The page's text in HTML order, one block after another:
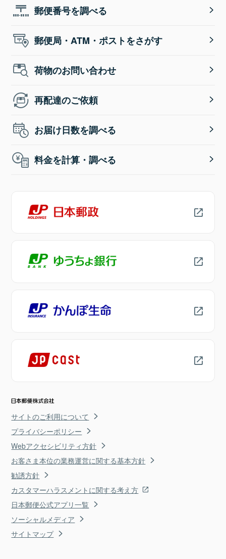
郵便番号を調べる
郵便局・ATM・ポストをさがす
荷物のお問い合わせ
再配達のご依頼
お届け日数を調べる
料金を計算・調べる
サイトのご利用について
プライバシーポリシー
Webアクセシビリティ方針
お客さま本位の業務運営に関する基本方針
勧誘方針
カスタマーハラスメントに関する考え方
日本郵便公式アプリ一覧
ソーシャルメディア
サイトマップ